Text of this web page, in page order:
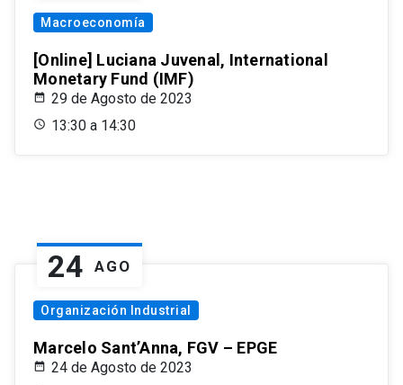
Macroeconomía
[Online] Luciana Juvenal, International
Monetary Fund (IMF)
29 de Agosto de 2023
13:30 a 14:30
24 AGO
Organización Industrial
Marcelo Sant’Anna, FGV – EPGE
24 de Agosto de 2023